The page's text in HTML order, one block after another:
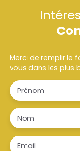
Merci de remplir le
vous dans les plus
Prénom
Nom
Email